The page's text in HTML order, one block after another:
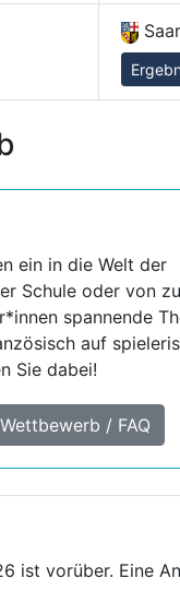
ein in die Welt der
Schule oder von
spannende
auf
Sie dabei!
/ FAQ
ist vorüber. Eine